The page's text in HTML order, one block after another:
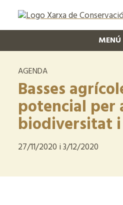
MENÚ
AGENDA
Basses
potencial per
biodiversitat
27/11/2020 i 3/12/2020